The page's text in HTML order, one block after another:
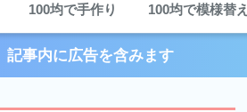
100均で手作り 100均で模様替え
記事内に広告を含みます